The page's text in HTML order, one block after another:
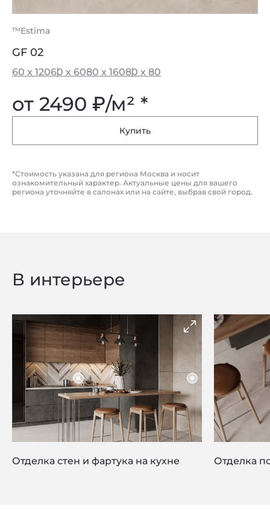
™Estima
GF 02
60 x 12060 x 6080 x 16080 x 80
от 2490 ₽/м² *
Купить
*Стоимость указана для региона Москва и носит
ознакомительный характер. Актуальные цены для вашего
региона уточняйте в салонах или на сайте, выбрав свой город.
В интерьере
Отделка стен и фартука на кухне Отделка